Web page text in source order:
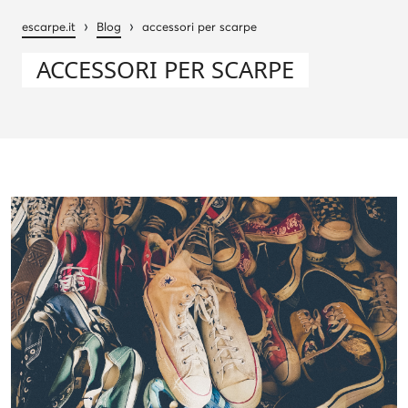
escarpe.it › Blog › accessori per scarpe
ACCESSORI PER SCARPE